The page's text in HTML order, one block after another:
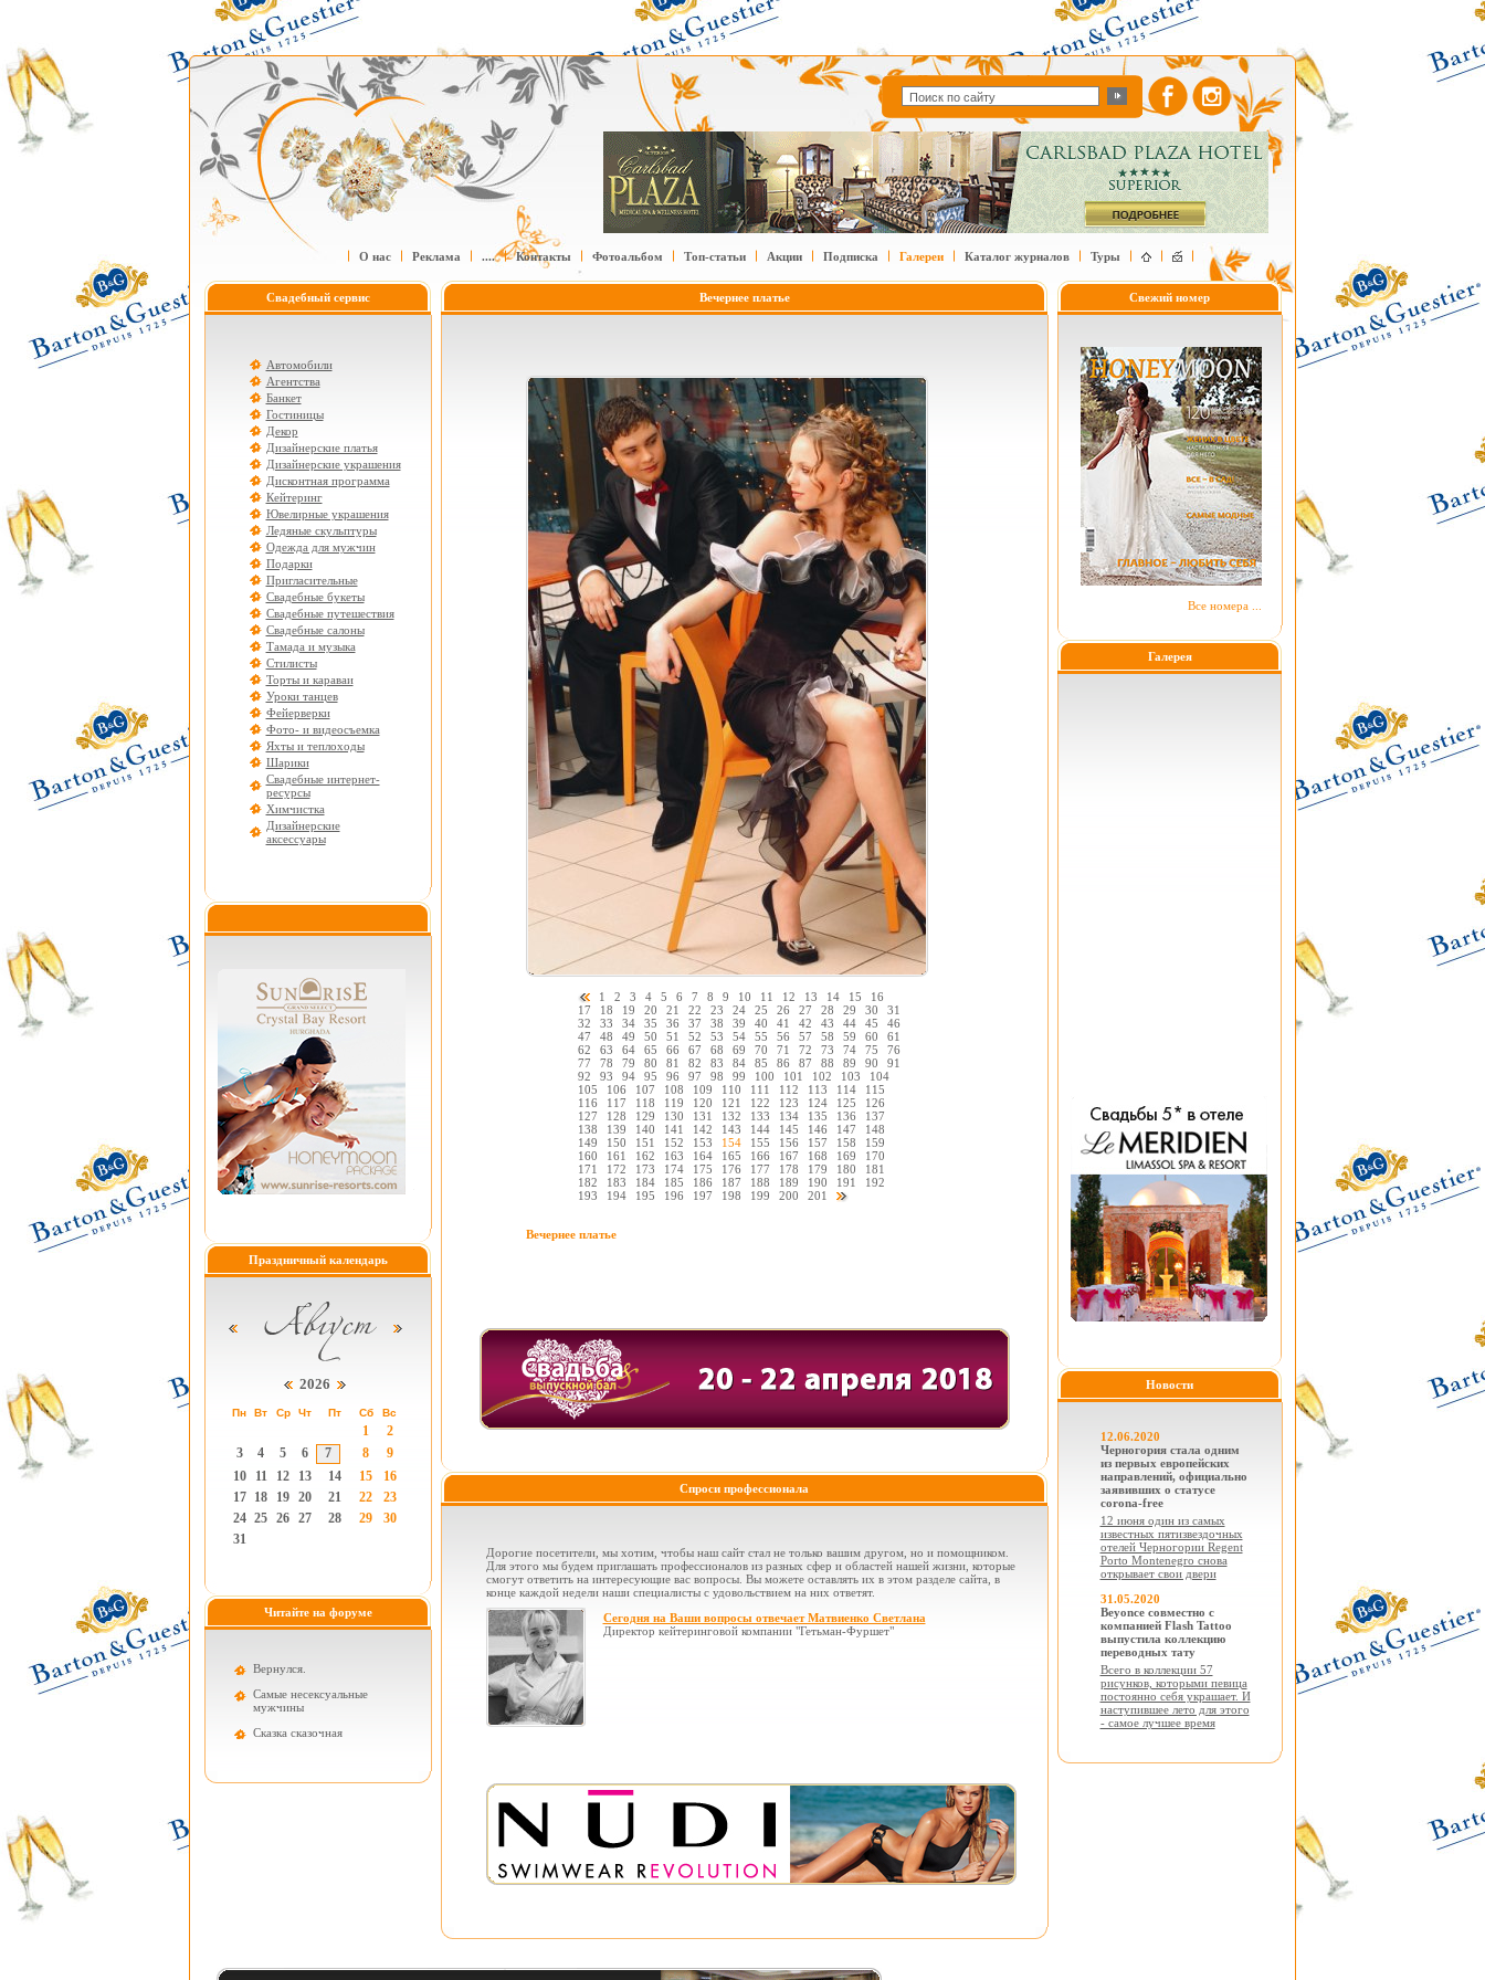
О нас Реклама .... Контакты Фотоальбом Топ-статьи Акции Подписка Галереи Каталог журналов Туры
Свадебный сервис
Автомобили
Агентства
Банкет
Гостиницы
Декор
Дизайнерские платья
Дизайнерские украшения
Дисконтная программа
Кейтеринг
Ювелирные украшения
Ледяные скульптуры
Одежда для мужчин
Подарки
Пригласительные
Свадебные букеты
Свадебные путешествия
Свадебные салоны
Тамада и музыка
Стилисты
Торты и караваи
Уроки танцев
Фейерверки
Фото- и видеосъемка
Яхты и теплоходы
Шарики
Свадебные интернет-
ресурсы
Химчистка
Дизайнерские
аксессуары
Праздничный календарь
2026
Пн Вт Ср Чт Пт Сб Вс
1
2
3
4 5 6 7 8
9
10
11 12 13 14 15
16
17
18 19 20 21 22
23
24 25 26 27 28 29
30
31
Читайте на форуме
Вернулся.
Самые несексуальные
мужчины
Cказка сказочная
Вечернее платье
1 2 3 4 5 6 7 8 9 10 11 12 13 14 15
16
17
18 19 20 21 22 23 24 25 26 27 28 29 30
31
32
33 34 35 36 37 38 39 40 41 42 43 44 45
46
47
48 49 50 51 52 53 54 55 56 57 58 59 60
61
62
63 64 65 66 67 68 69 70 71 72 73 74 75
76
77
78 79 80 81 82 83 84 85 86 87 88 89 90
91
92
93 94 95 96 97 98 99 100 101 102 103
104
105
106 107 108 109 110 111 112 113 114
115
116
117 118 119 120 121 122 123 124 125
126
127
128 129 130 131 132 133 134 135 136
137
138
139 140 141 142 143 144 145 146 147
148
149
150 151 152 153 154 155 156 157 158
159
160
161 162 163 164 165 166 167 168 169
170
171
172 173 174 175 176 177 178 179 180
181
182
183 184 185 186 187 188 189 190 191
192
193
194 195 196 197 198 199 200 201
Вечернее платье
Спроси профессионала
Дорогие посетители, мы хотим, чтобы наш сайт стал не только вашим другом, но и помощником.
Для этого мы будем приглашать профессионалов из разных сфер и областей нашей жизни, которые
смогут ответить на интересующие вас вопросы. Вы можете оставлять их в этом разделе сайта, в
конце каждой недели наши специалисты с удовольствием на них ответят.
Сегодня на Ваши вопросы отвечает Матвиенко Светлана
Директор кейтеринговой компании "Гетьман-Фуршет"
Свежий номер
Все номера ...
Галерея
Новости
12.06.2020
Черногория стала одним
из первых европейских
направлений, официально
заявивших о статусе
corona-free
12 июня один из самых
известных пятизвездочных
отелей Черногории Regent
Porto Montenegro снова
открывает свои двери
31.05.2020
Beyonce совместно с
компанией Flash Tattoo
выпустила коллекцию
переводных тату
Всего в коллекции 57
рисунков, которыми певица
постоянно себя украшает. И
наступившее лето для этого
- самое лучшее время